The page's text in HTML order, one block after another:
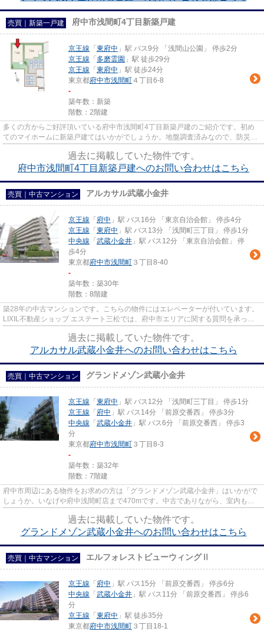
売買｜新築一戸建 府中市浅間町4丁目新築戸建
京王線 「 東府中 」駅 バス9分 「浅間山公園」 停歩2分
京王線 「 多磨霊園 」駅 徒歩29分
京王線 「 東府中 」駅 徒歩24分
東京都府中市浅間町 ４丁目6-8
-
築年数：新築
階数：2階建
多くの方からご好評頂いている府中市浅間町4丁目新築戸建のご紹介です。初め
てのマイホームに新築戸建てはいかがでしょうか。地盤調査済みなので、防災面
過去に掲載していた物件です。
府中市浅間町4丁目新築戸建へのお問い合わせはこちら
売買｜中古マンション アルカサル武蔵小金井
京王線 「 府中 」駅 バス16分 「東京自治会館」 停歩4分
京王線 「 東府中 」駅 バス13分 「浅間町三丁目」 停歩1分
中央線 「 武蔵小金井 」駅 バス12分 「東京自治会館」 停
歩4分
東京都府中市浅間町 ３丁目8-40
-
築年数：築30年
階数：8階建
築28年の中古マンションです。こちらの物件にはエレベーターが付いています。
LIXIL不動産ショップ エステート三松では、府中市エリアに関する質問を承って
過去に掲載していた物件です。
アルカサル武蔵小金井へのお問い合わせはこちら
売買｜中古マンション グランドメゾン武蔵小金井
京王線 「 東府中 」駅 バス12分 「浅間町三丁目」 停歩1分
京王線 「 府中 」駅 バス14分 「前原交番西」 停歩3分
中央線 「 武蔵小金井 」駅 バス6分 「前原交番西」 停歩3
分
東京都府中市浅間町 ３丁目8-3
-
築年数：築32年
階数：7階建
府中市周辺にある物件をお求めの方は「グランドメゾン武蔵小金井」はいかがで
しょうか。いなげや府中浅間町店まで470mです。中古でありながら、室内もき
過去に掲載していた物件です。
グランドメゾン武蔵小金井へのお問い合わせはこちら
売買｜中古マンション エルフォレストビューウィングⅡ
京王線 「 府中 」駅 バス15分 「前原交番西」 停歩6分
中央線 「 武蔵小金井 」駅 バス11分 「前原交番西」 停歩6
分
京王線 「 東府中 」駅 徒歩35分
東京都府中市浅間町 ３丁目18-1